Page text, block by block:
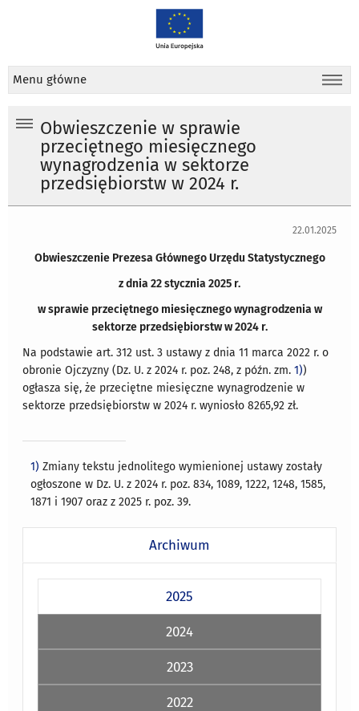
Menu główne
Obwieszczenie w sprawie
przeciętnego miesięcznego
wynagrodzenia w sektorze
przedsiębiorstw w 2024 r.
22.01.2025
Obwieszczenie Prezesa Głównego Urzędu Statystycznego
z dnia 22 stycznia 2025 r.
w sprawie przeciętnego miesięcznego wynagrodzenia w
sektorze przedsiębiorstw w 2024 r.
Na podstawie art. 312 ust. 3 ustawy z dnia 11 marca 2022 r. o
obronie Ojczyzny (Dz. U. z 2024 r. poz. 248, z późn. zm.1))
ogłasza się, że przeciętne miesięczne wynagrodzenie w
sektorze przedsiębiorstw w 2024 r. wyniosło 8265,92 zł.
1) Zmiany tekstu jednolitego wymienionej ustawy zostały
ogłoszone w Dz. U. z 2024 r. poz. 834, 1089, 1222, 1248, 1585,
1871 i 1907 oraz z 2025 r. poz. 39.
Archiwum
2025
2024
2023
2022